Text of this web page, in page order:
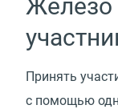
Железо
Принять
с помощью